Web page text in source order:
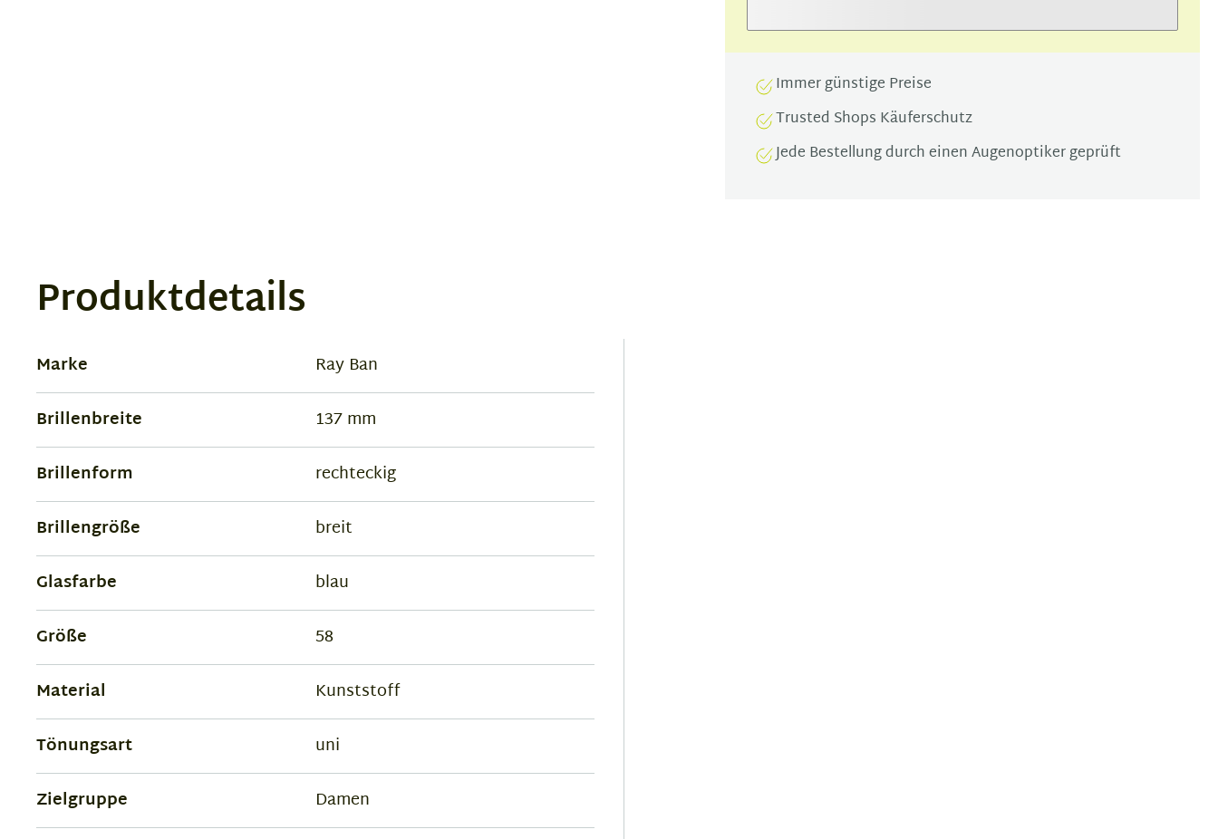
Immer günstige Preise
Trusted Shops Käuferschutz
Jede Bestellung durch einen Augenoptiker geprüft
Produktdetails
Marke
Ray Ban
Brillenbreite
137 mm
Brillenform
rechteckig
Brillengröße
breit
Glasfarbe
blau
Größe
58
Material
Kunststoff
Tönungsart
uni
Zielgruppe
Damen